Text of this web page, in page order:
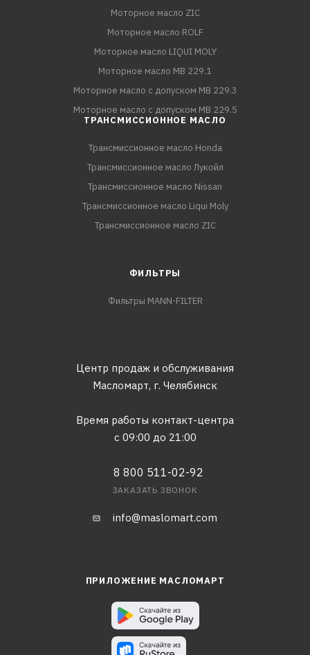
Моторное масло ZIC
Моторное масло ROLF
Моторное масло LIQUI MOLY
Моторное масло MB 229.1
Моторное масло с допуском MB 229.3
Моторное масло с допуском MB 229.5
ТРАНСМИССИОННОЕ МАСЛО
Трансмиссионное масло Honda
Трансмиссионное масло Лукойл
Трансмиссионное масло Nissan
Трансмиссионное масло Liqui Moly
Трансмиссионное масло ZIC
ФИЛЬТРЫ
Фильтры MANN-FILTER
Центр продаж и обслуживания
Масломарт, г. Челябинск
Время работы контакт-центра
с 09:00 до 21:00
8 800 511-02-92
ЗАКАЗАТЬ ЗВОНОК
info@maslomart.com
ПРИЛОЖЕНИЕ МАСЛОМАРТ